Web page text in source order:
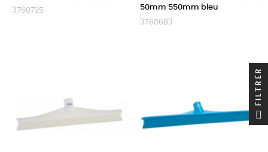
3760725
50mm 550mm bleu
3760683
FILTRER